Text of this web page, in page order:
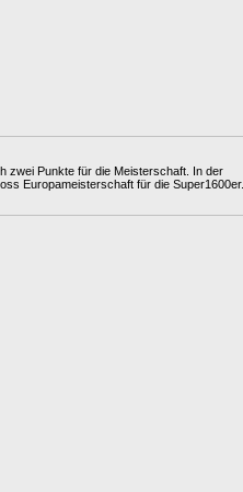
zwei Punkte für die Meisterschaft. In der
Europameisterschaft für die Super1600er.